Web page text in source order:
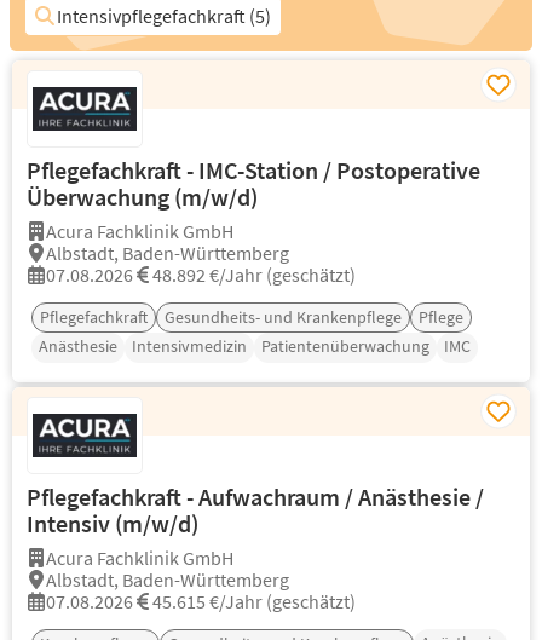
Intensivpflegefachkraft (5)
Pflegefachkraft - IMC-Station / Postoperative
Überwachung (m/w/d)
Acura Fachklinik GmbH
Albstadt, Baden-Württemberg
07.08.2026
48.892 €/Jahr (geschätzt)
Pflegefachkraft Gesundheits- und Krankenpflege
Pflege
Anästhesie
Intensivmedizin Patientenüberwachung IMC
Pflegefachkraft - Aufwachraum / Anästhesie /
Intensiv (m/w/d)
Acura Fachklinik GmbH
Albstadt, Baden-Württemberg
07.08.2026
45.615 €/Jahr (geschätzt)